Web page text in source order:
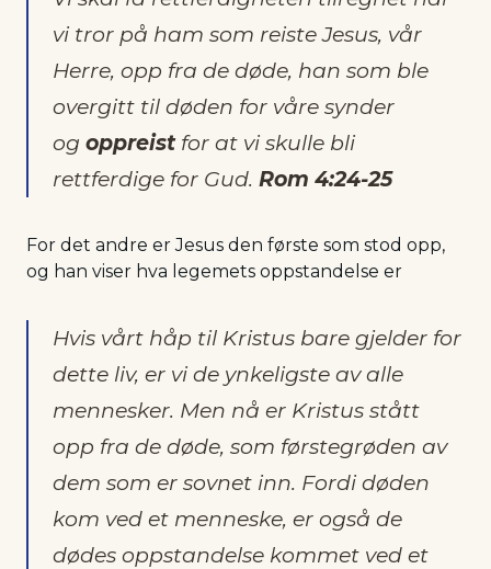
vi tror på ham som reiste Jesus, vår
Herre, opp fra de døde, han som ble
overgitt til døden for våre synder
og oppreistfor at vi skulle bli
rettferdige for Gud. Rom 4:24-25
For det andre er Jesus den første som stod opp,
og han viser hva legemets oppstandelse er
Hvis vårt håp til Kristus bare gjelder for
dette liv, er vi de ynkeligste av alle
mennesker. Men nå er Kristus stått
opp fra de døde, som førstegrøden av
dem som er sovnet inn. Fordi døden
kom ved et menneske, er også de
dødes oppstandelse kommet ved et